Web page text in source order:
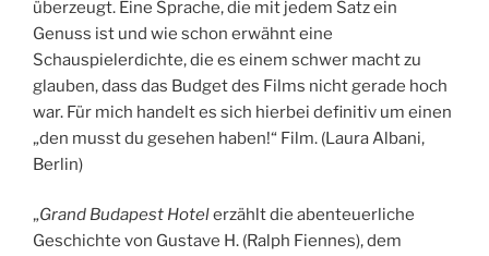
überzeugt. Eine Sprache, die mit jedem Satz ein
Genuss ist und wie schon erwähnt eine
Schauspielerdichte, die es einem schwer macht zu
glauben, dass das Budget des Films nicht gerade hoch
war. Für mich handelt es sich hierbei definitiv um einen
„den musst du gesehen haben!“ Film. (Laura Albani,
Berlin)
„Grand Budapest Hotelerzählt die abenteuerliche
Geschichte von Gustave H. (Ralph Fiennes), dem